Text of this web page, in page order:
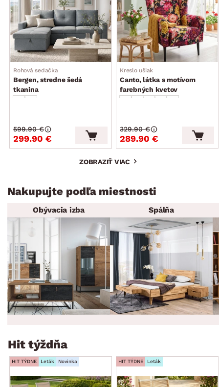
Rohová sedačka
Bergen, stredne šedá
tkanina
299.90 €
599.90 €
Kreslo ušiak
Canto, látka s motívom
farebných kvetov
289.90 €
329.90 €
ZOBRAZIŤ VIAC
Nakupujte podľa miestnosti
Obývacia izba Spálňa
Hit týždňa
HIT TÝDNE Leták Novinka HIT TÝDNE Leták